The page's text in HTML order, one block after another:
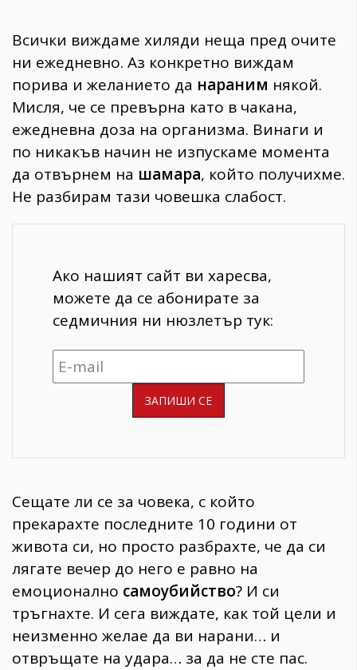
Всички виждаме хиляди неща пред очите
ни ежедневно. Аз конкретно виждам
порива и желанието да нараним някой.
Мисля, че се превърна като в чакана,
ежедневна доза на организма. Винаги и
по никакъв начин не изпускаме момента
да отвърнем на шамара, който получихме.
Не разбирам тази човешка слабост.
Ако нашият сайт ви харесва,
можете да се абонирате за
седмичния ни нюзлетър тук:
Сещате ли се за човека, с който
прекарахте последните 10 години от
живота си, но просто разбрахте, че да си
лягате вечер до него е равно на
емоционално самоубийство? И си
тръгнахте. И сега виждате, как той цели и
неизменно желае да ви нарани… и
отвръщате на удара… за да не сте пас.